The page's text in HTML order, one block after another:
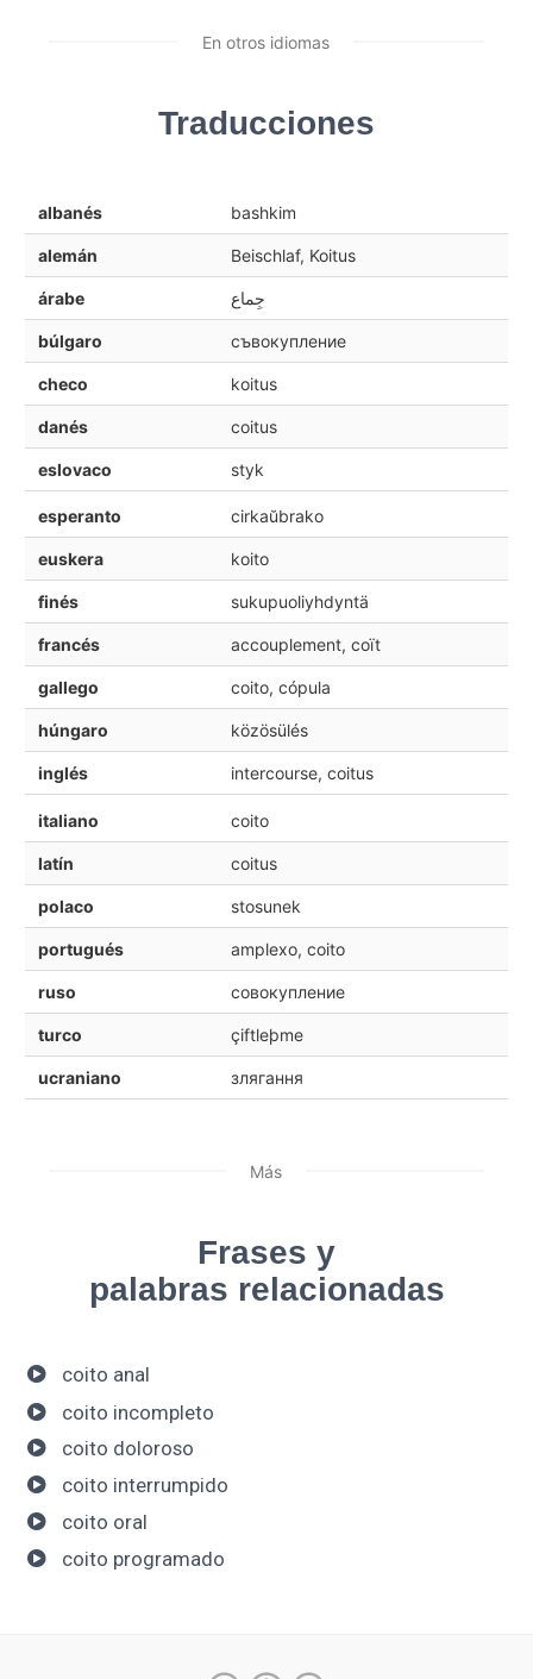
En otros idiomas
Traducciones
albanés bashkim
alemán Beischlaf, Koitus
árabe جِماع
búlgaro съвокупление
checo koitus
danés coitus
eslovaco styk
esperanto cirkaŭbrako
euskera koito
finés sukupuoliyhdyntä
francés accouplement, coït
gallego coito, cópula
húngaro közösülés
inglés intercourse, coitus
italiano coito
latín coitus
polaco stosunek
portugués amplexo, coito
ruso совокупление
turco çiftleþme
ucraniano злягання
Más
Frases y
palabras relacionadas
coito anal
coito incompleto
coito doloroso
coito interrumpido
coito oral
coito programado